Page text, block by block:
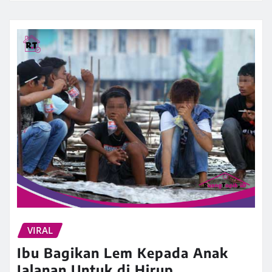
VIRAL
Ibu Bagikan Lem Kepada Anak